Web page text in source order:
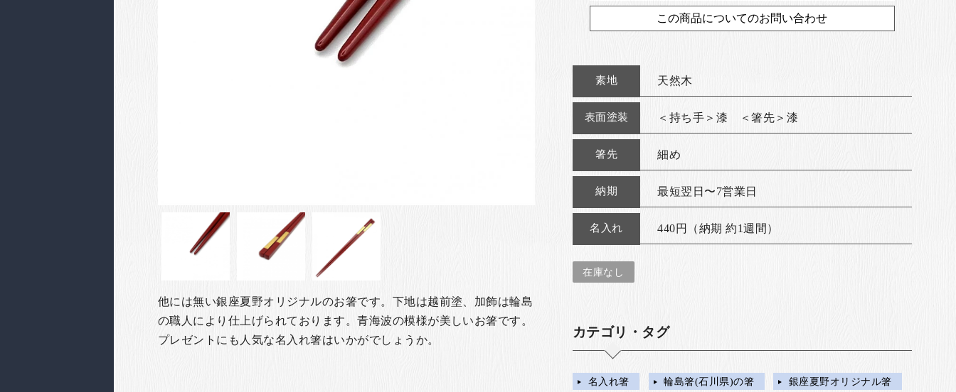
他には無い銀座夏野オリジナルのお箸です。下地は越前塗、加飾は輪島
の職人により仕上げられております。青海波の模様が美しいお箸です。
プレゼントにも人気な名入れ箸はいかがでしょうか。
この商品についてのお問い合わせ
素地 天然木
表面塗装 ＜持ち手＞漆 ＜箸先＞漆
箸先 細め
納期 最短翌日〜7営業日
名入れ 440円（納期 約1週間）
在庫なし
カテゴリ・タグ
名入れ箸 輪島箸(石川県)の箸 銀座夏野オリジナル箸